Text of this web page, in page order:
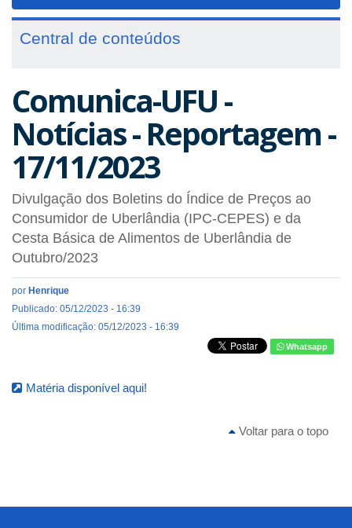
Central de conteúdos
Comunica-UFU -
Notícias - Reportagem -
17/11/2023
Divulgação dos Boletins do Índice de Preços ao
Consumidor de Uberlândia (IPC-CEPES) e da
Cesta Básica de Alimentos de Uberlândia de
Outubro/2023
por Henrique
Publicado: 05/12/2023 - 16:39
Última modificação: 05/12/2023 - 16:39
Whatsapp
Matéria disponível aqui!
Voltar para o topo